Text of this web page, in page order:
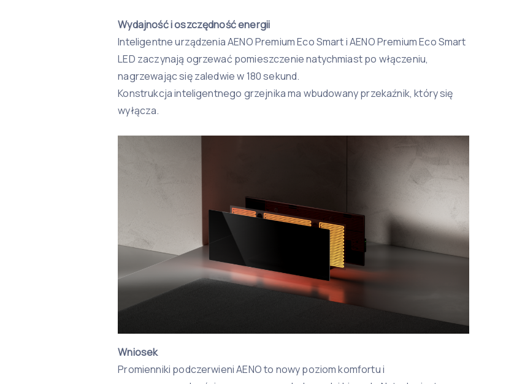
Wydajność i oszczędność energii
Inteligentne urządzenia AENO Premium Eco Smart i AENO Premium Eco Smart
LED zaczynają ogrzewać pomieszczenie natychmiast po włączeniu,
nagrzewając się zaledwie w 180 sekund.
Konstrukcja inteligentnego grzejnika ma wbudowany przekaźnik, który się
wyłącza.
Wniosek
Promienniki podczerwieni AENO to nowy poziom komfortu i